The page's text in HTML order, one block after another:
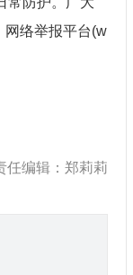
网络举报平台(w
任编辑：郑莉莉